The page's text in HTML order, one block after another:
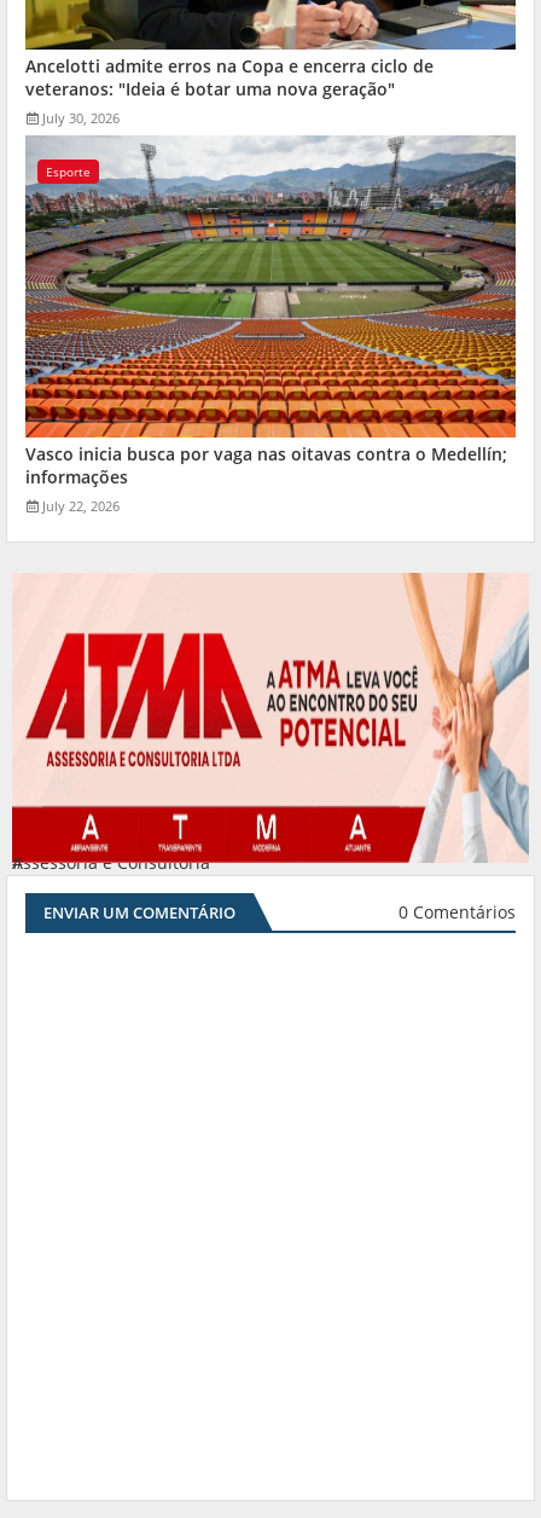
Ancelotti admite erros na Copa e encerra ciclo de
veteranos: "Ideia é botar uma nova geração"
July 30, 2026
Esporte
Vasco inicia busca por vaga nas oitavas contra o Medellín;
informações
July 22, 2026
Assessoria e Consultoria
#
ENVIAR UM COMENTÁRIO 0 Comentários